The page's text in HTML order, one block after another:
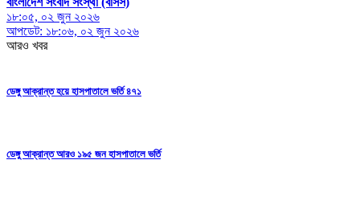
১৮:০৫, ০২ জুন ২০২৬
আপডেট: ১৮:০৬, ০২ জুন ২০২৬
আরও খবর
ডেঙ্গু আক্রান্ত হয়ে হাসপাতালে ভর্তি ৪৭১
ডেঙ্গু আক্রান্ত আরও ১৯৫ জন হাসপাতালে ভর্তি